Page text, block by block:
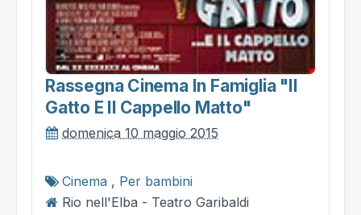
Rassegna Cinema In Famiglia "il
Gatto E Il Cappello Matto"
domenica 10 maggio 2015
Cinema , Per bambini
Rio nell'Elba - Teatro Garibaldi